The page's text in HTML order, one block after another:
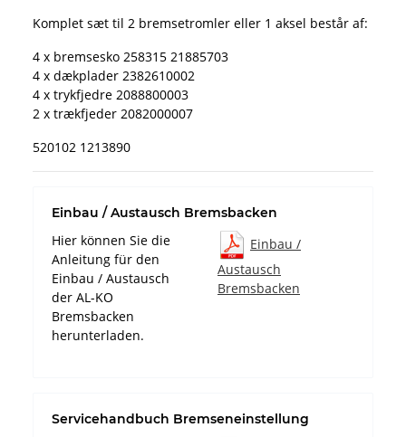
Komplet sæt til 2 bremsetromler eller 1 aksel består af:
4 x bremsesko 258315 21885703
4 x dækplader 2382610002
4 x trykfjedre 2088800003
2 x trækfjeder 2082000007
520102 1213890
Einbau / Austausch Bremsbacken
Hier können Sie die
Anleitung für den
Einbau / Austausch
der AL-KO
Bremsbacken
herunterladen.
Einbau /
Austausch
Bremsbacken
Servicehandbuch Bremseneinstellung